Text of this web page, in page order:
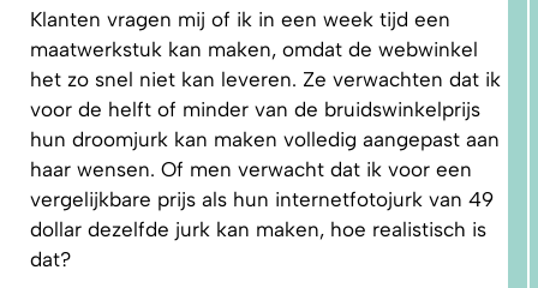
Klanten vragen mij of ik in een week tijd een
maatwerkstuk kan maken, omdat de webwinkel
het zo snel niet kan leveren. Ze verwachten dat ik
voor de helft of minder van de bruidswinkelprijs
hun droomjurk kan maken volledig aangepast aan
haar wensen. Of men verwacht dat ik voor een
vergelijkbare prijs als hun internetfotojurk van 49
dollar dezelfde jurk kan maken, hoe realistisch is
dat?
TUTORIALS